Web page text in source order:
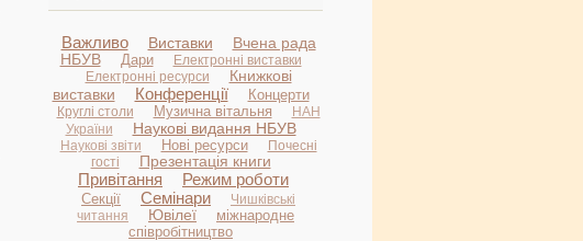
Важливо Виставки
Вчена рада
НБУВ
Дари
Електронні виставки
Електронні ресурси
Книжкові
виставки
Конференції Концерти
Круглі столи Музична вітальня
НАН
України
Наукові видання НБУВ
Наукові звіти Нові ресурси
Почесні
гості
Презентація книги
Привітання Режим роботи
Секції Семінари
Чишківські
читання
Ювілеї
міжнародне
співробітництво